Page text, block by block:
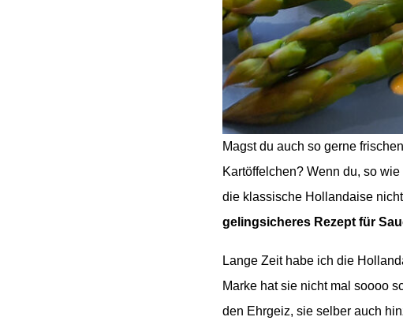
Magst du auch so gerne
Kartöffelchen? Wenn du, so
die klassische Hollandaise
gelingsicheres Rezept für
Lange Zeit habe ich die
Marke hat sie nicht mal soooo
den Ehrgeiz, sie selber auch